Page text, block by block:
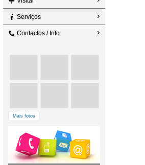
Serviços
Contactos / Info
Mais fotos